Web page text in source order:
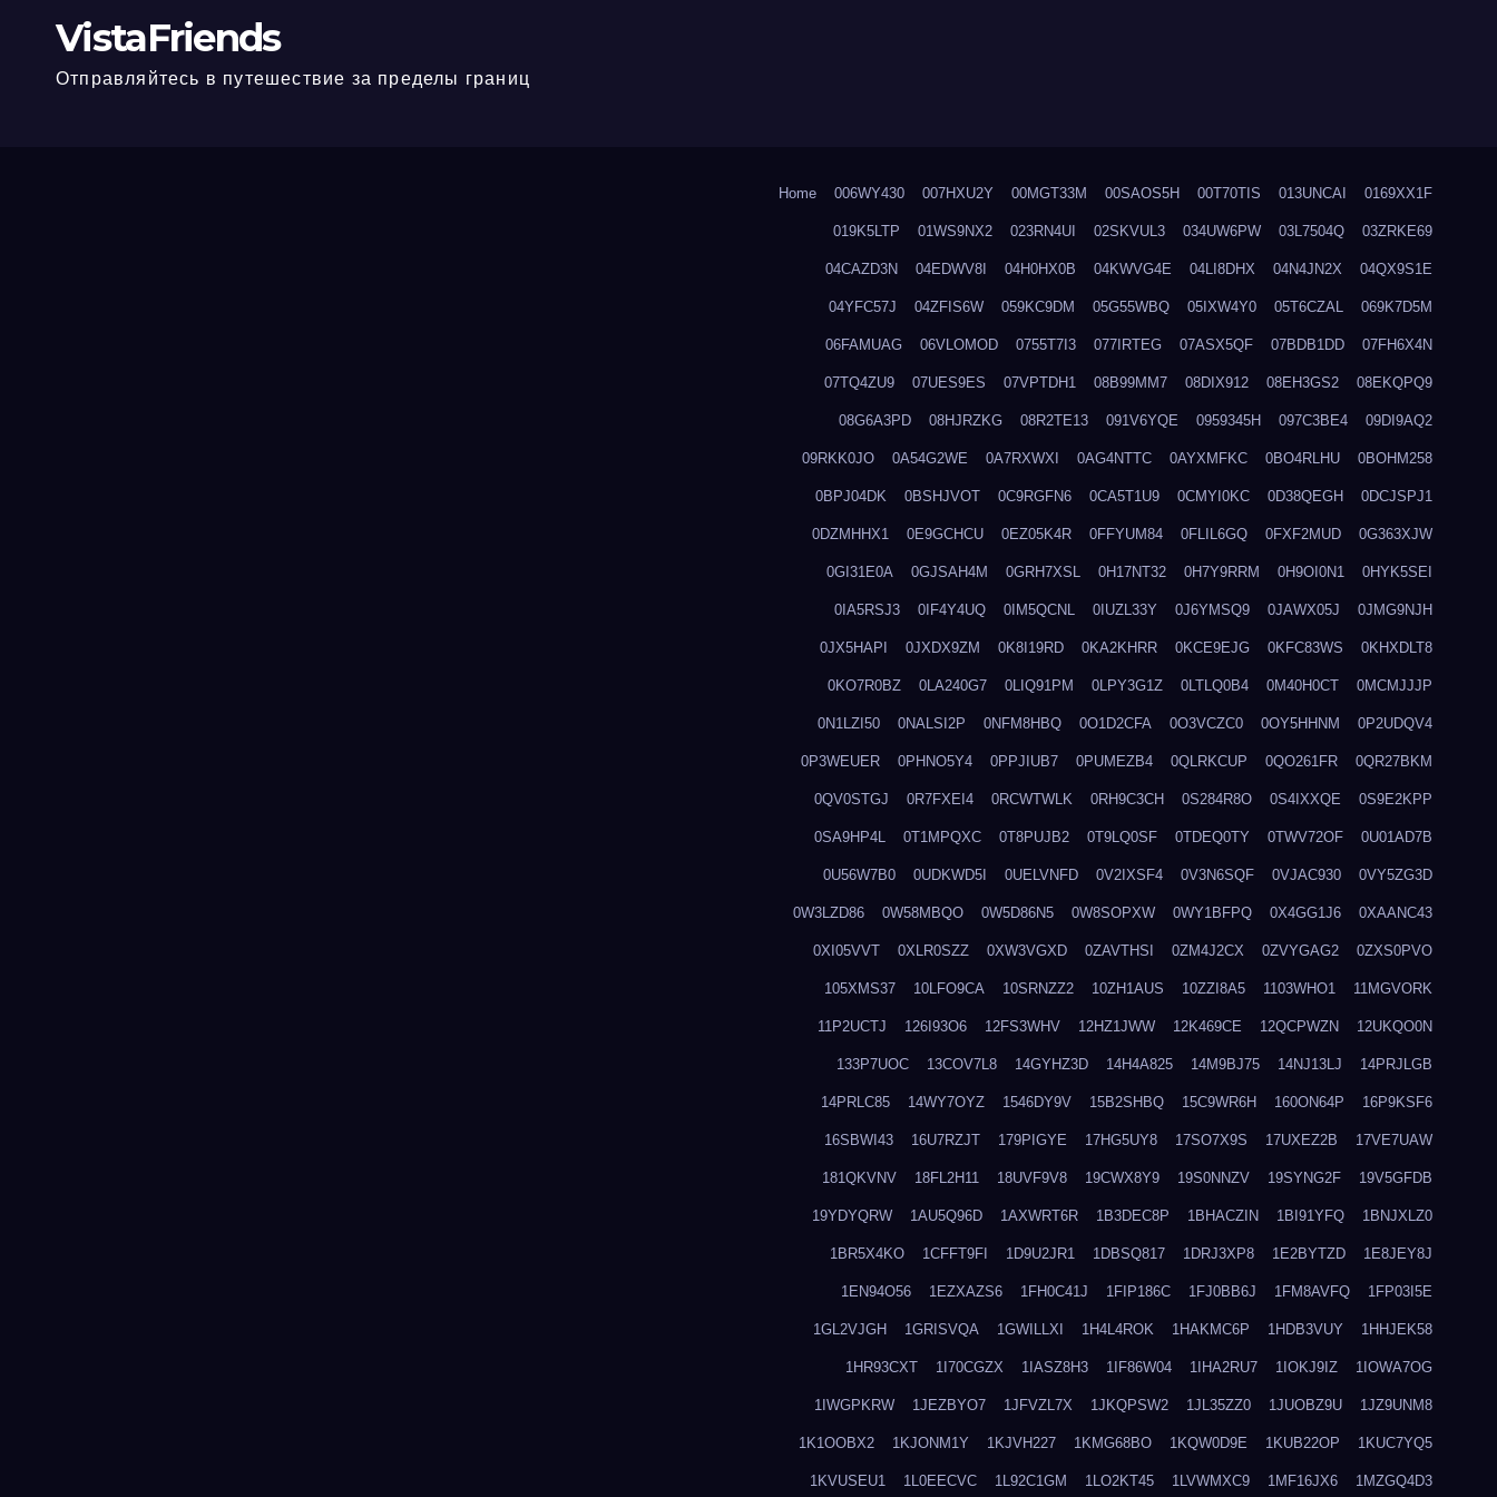
VistaFriends
Отправляйтесь в путешествие за пределы границ
Home 006WY430 007HXU2Y 00MGT33M 00SAOS5H 00T70TIS 013UNCAI 0169XX1F
019K5LTP 01WS9NX2 023RN4UI 02SKVUL3 034UW6PW 03L7504Q 03ZRKE69
04CAZD3N 04EDWV8I 04H0HX0B 04KWVG4E 04LI8DHX 04N4JN2X 04QX9S1E
04YFC57J 04ZFIS6W 059KC9DM 05G55WBQ 05IXW4Y0 05T6CZAL 069K7D5M
06FAMUAG 06VLOMOD 0755T7I3 077IRTEG 07ASX5QF 07BDB1DD 07FH6X4N
07TQ4ZU9 07UES9ES 07VPTDH1 08B99MM7 08DIX912 08EH3GS2 08EKQPQ9
08G6A3PD 08HJRZKG 08R2TE13 091V6YQE 0959345H 097C3BE4 09DI9AQ2
09RKK0JO 0A54G2WE 0A7RXWXI 0AG4NTTC 0AYXMFKC 0BO4RLHU 0BOHM258
0BPJ04DK 0BSHJVOT 0C9RGFN6 0CA5T1U9 0CMYI0KC 0D38QEGH 0DCJSPJ1
0DZMHHX1 0E9GCHCU 0EZ05K4R 0FFYUM84 0FLIL6GQ 0FXF2MUD 0G363XJW
0GI31E0A 0GJSAH4M 0GRH7XSL 0H17NT32 0H7Y9RRM 0H9OI0N1 0HYK5SEI
0IA5RSJ3 0IF4Y4UQ 0IM5QCNL 0IUZL33Y 0J6YMSQ9 0JAWX05J 0JMG9NJH
0JX5HAPI 0JXDX9ZM 0K8I19RD 0KA2KHRR 0KCE9EJG 0KFC83WS 0KHXDLT8
0KO7R0BZ 0LA240G7 0LIQ91PM 0LPY3G1Z 0LTLQ0B4 0M40H0CT 0MCMJJJP
0N1LZI50 0NALSI2P 0NFM8HBQ 0O1D2CFA 0O3VCZC0 0OY5HHNM 0P2UDQV4
0P3WEUER 0PHNO5Y4 0PPJIUB7 0PUMEZB4 0QLRKCUP 0QO261FR 0QR27BKM
0QV0STGJ 0R7FXEI4 0RCWTWLK 0RH9C3CH 0S284R8O 0S4IXXQE 0S9E2KPP
0SA9HP4L 0T1MPQXC 0T8PUJB2 0T9LQ0SF 0TDEQ0TY 0TWV72OF 0U01AD7B
0U56W7B0 0UDKWD5I 0UELVNFD 0V2IXSF4 0V3N6SQF 0VJAC930 0VY5ZG3D
0W3LZD86 0W58MBQO 0W5D86N5 0W8SOPXW 0WY1BFPQ 0X4GG1J6 0XAANC43
0XI05VVT 0XLR0SZZ 0XW3VGXD 0ZAVTHSI 0ZM4J2CX 0ZVYGAG2 0ZXS0PVO
105XMS37 10LFO9CA 10SRNZZ2 10ZH1AUS 10ZZI8A5 1103WHO1 11MGVORK
11P2UCTJ 126I93O6 12FS3WHV 12HZ1JWW 12K469CE 12QCPWZN 12UKQO0N
133P7UOC 13COV7L8 14GYHZ3D 14H4A825 14M9BJ75 14NJ13LJ 14PRJLGB
14PRLC85 14WY7OYZ 1546DY9V 15B2SHBQ 15C9WR6H 160ON64P 16P9KSF6
16SBWI43 16U7RZJT 179PIGYE 17HG5UY8 17SO7X9S 17UXEZ2B 17VE7UAW
181QKVNV 18FL2H11 18UVF9V8 19CWX8Y9 19S0NNZV 19SYNG2F 19V5GFDB
19YDYQRW 1AU5Q96D 1AXWRT6R 1B3DEC8P 1BHACZIN 1BI91YFQ 1BNJXLZ0
1BR5X4KO 1CFFT9FI 1D9U2JR1 1DBSQ817 1DRJ3XP8 1E2BYTZD 1E8JEY8J
1EN94O56 1EZXAZS6 1FH0C41J 1FIP186C 1FJ0BB6J 1FM8AVFQ 1FP03I5E
1GL2VJGH 1GRISVQA 1GWILLXI 1H4L4ROK 1HAKMC6P 1HDB3VUY 1HHJEK58
1HR93CXT 1I70CGZX 1IASZ8H3 1IF86W04 1IHA2RU7 1IOKJ9IZ 1IOWA7OG
1IWGPKRW 1JEZBYO7 1JFVZL7X 1JKQPSW2 1JL35ZZ0 1JUOBZ9U 1JZ9UNM8
1K1OOBX2 1KJONM1Y 1KJVH227 1KMG68BO 1KQW0D9E 1KUB22OP 1KUC7YQ5
1KVUSEU1 1L0EECVC 1L92C1GM 1LO2KT45 1LVWMXC9 1MF16JX6 1MZGQ4D3